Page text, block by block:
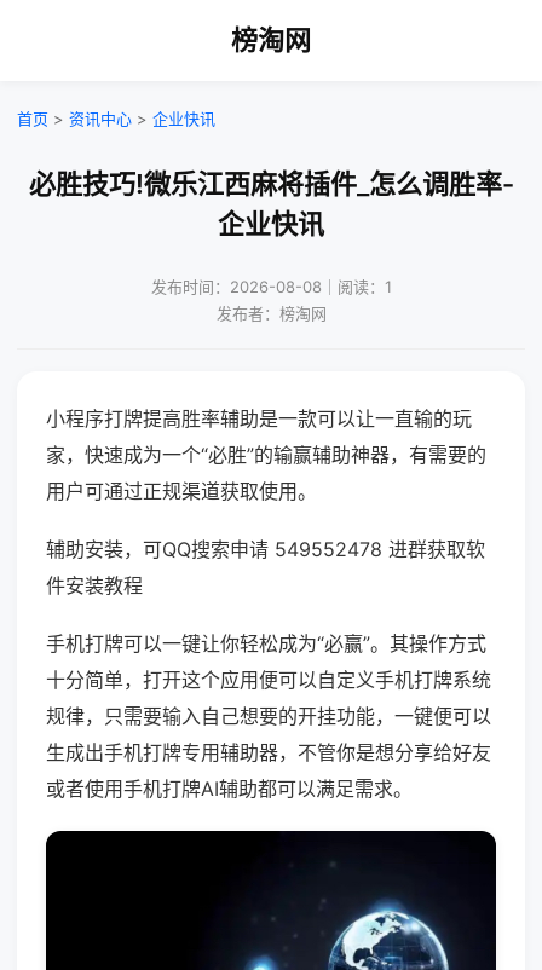
榜淘网
首页 > 资讯中心 > 企业快讯
必胜技巧!微乐江西麻将插件_怎么调胜率-
企业快讯
发布时间：2026-08-08｜阅读：1
发布者：榜淘网
小程序打牌提高胜率辅助是一款可以让一直输的玩
家，快速成为一个“必胜”的输赢辅助神器，有需要的
用户可通过正规渠道获取使用。
辅助安装，可QQ搜索申请 549552478 进群获取软
件安装教程
手机打牌可以一键让你轻松成为“必赢”。其操作方式
十分简单，打开这个应用便可以自定义手机打牌系统
规律，只需要输入自己想要的开挂功能，一键便可以
生成出手机打牌专用辅助器，不管你是想分享给好友
或者使用手机打牌AI辅助都可以满足需求。